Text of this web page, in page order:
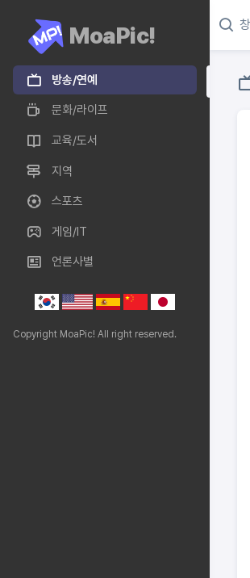
MoaPic!
방송/연예
문화/라이프
교육/도서
지역
스포츠
게임/IT
언론사별
Copyright MoaPic! All right reserved.